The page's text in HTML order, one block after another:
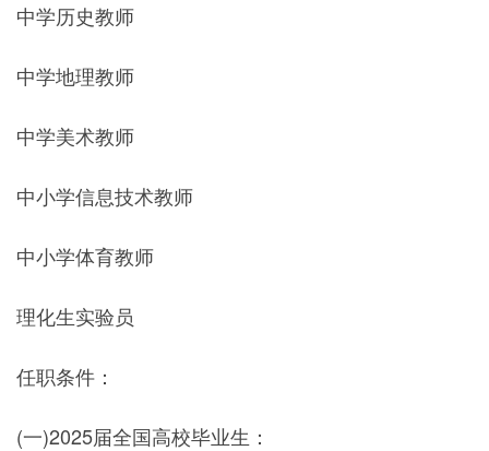
中学历史教师
中学地理教师
中学美术教师
中小学信息技术教师
中小学体育教师
理化生实验员
任职条件：
(一)2025届全国高校毕业生：